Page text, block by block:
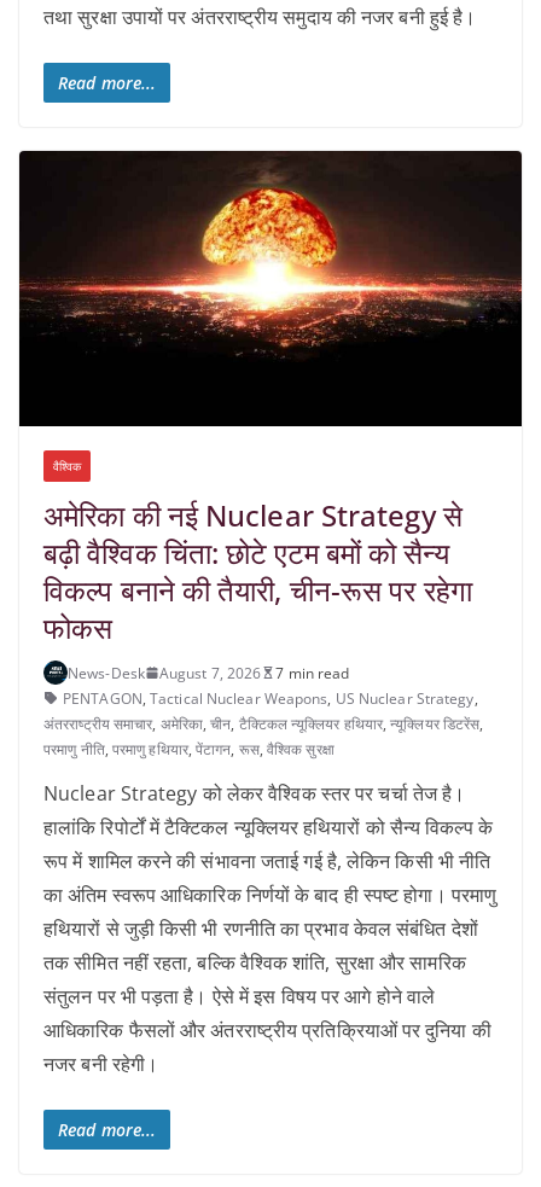
तथा सुरक्षा उपायों पर अंतरराष्ट्रीय समुदाय की नजर बनी हुई है।
Read more...
वैश्विक
अमेरिका की नई Nuclear Strategy से
बढ़ी वैश्विक चिंता: छोटे एटम बमों को सैन्य
विकल्प बनाने की तैयारी, चीन-रूस पर रहेगा
फोकस
News-Desk August 7, 2026
7 min read
PENTAGON,Tactical Nuclear Weapons, US Nuclear Strategy,
अंतरराष्‍ट्रीय समाचार, अमेरिका,चीन, टैक्टिकल न्यूक्लियर हथियार,न्यूक्लियर डिटरेंस,
परमाणु नीति, परमाणु हथियार,पेंटागन, रूस,वैश्विक सुरक्षा
Nuclear Strategy को लेकर वैश्विक स्तर पर चर्चा तेज है।
हालांकि रिपोर्टों में टैक्टिकल न्यूक्लियर हथियारों को सैन्य विकल्प के
रूप में शामिल करने की संभावना जताई गई है, लेकिन किसी भी नीति
का अंतिम स्वरूप आधिकारिक निर्णयों के बाद ही स्पष्ट होगा। परमाणु
हथियारों से जुड़ी किसी भी रणनीति का प्रभाव केवल संबंधित देशों
तक सीमित नहीं रहता, बल्कि वैश्विक शांति, सुरक्षा और सामरिक
संतुलन पर भी पड़ता है। ऐसे में इस विषय पर आगे होने वाले
आधिकारिक फैसलों और अंतरराष्ट्रीय प्रतिक्रियाओं पर दुनिया की
नजर बनी रहेगी।
Read more...